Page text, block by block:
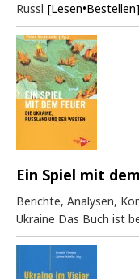
Russl [Lesen•Bestellen]
Ein Spiel mit
Berichte, Analysen,
Ukraine Das Buch ist